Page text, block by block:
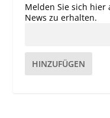
Melden Sie sich
News zu erhalten.
HINZUFÜGEN